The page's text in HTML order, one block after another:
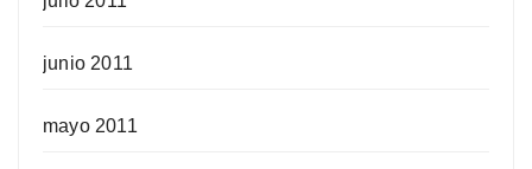
junio 2011
mayo 2011